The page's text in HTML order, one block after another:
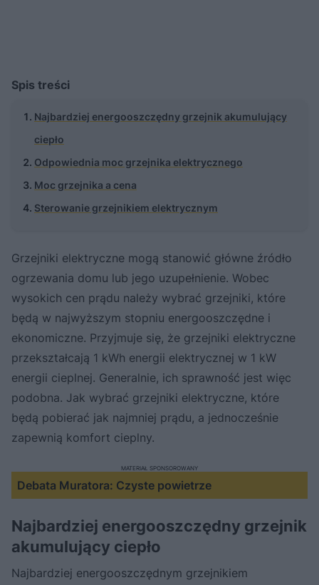
Spis treści
Najbardziej energooszczędny grzejnik akumulujący
ciepło
Odpowiednia moc grzejnika elektrycznego
Moc grzejnika a cena
Sterowanie grzejnikiem elektrycznym
Grzejniki elektryczne mogą stanowić główne źródło
ogrzewania domu lub jego uzupełnienie. Wobec
wysokich cen prądu należy wybrać grzejniki, które
będą w najwyższym stopniu energooszczędne i
ekonomiczne. Przyjmuje się, że grzejniki elektryczne
przekształcają 1 kWh energii elektrycznej w 1 kW
energii cieplnej. Generalnie, ich sprawność jest więc
podobna. Jak wybrać grzejniki elektryczne, które
będą pobierać jak najmniej prądu, a jednocześnie
zapewnią komfort cieplny.
Debata Muratora: Czyste powietrze
MATERIAŁ SPONSOROWANY
Najbardziej energooszczędny grzejnik
akumulujący ciepło
Najbardziej energooszczędnym grzejnikiem